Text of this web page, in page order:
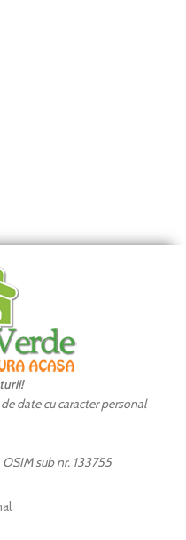
date cu caracter personal
sub nr. 133755